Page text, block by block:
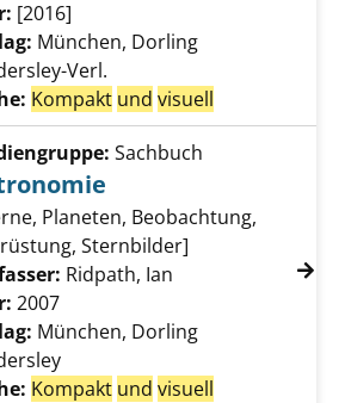
[2016]
München, Dorling
Verl.
Kompakt und visuell
Details von Astronomie anzeigen
Sachbuch
Planeten, Beobachtung,
Sternbilder]
Ridpath, Ian Suche nach
2007
München, Dorling
Kompakt und visuell